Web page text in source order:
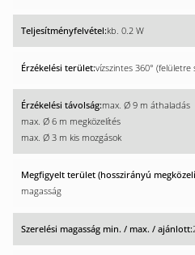
kb. 0.2 W
vízszintes 360° (felületre
max. Ø 9 m áthaladás
max. Ø 6 m megközelítés
max. Ø 3 m kis mozgások
magasság